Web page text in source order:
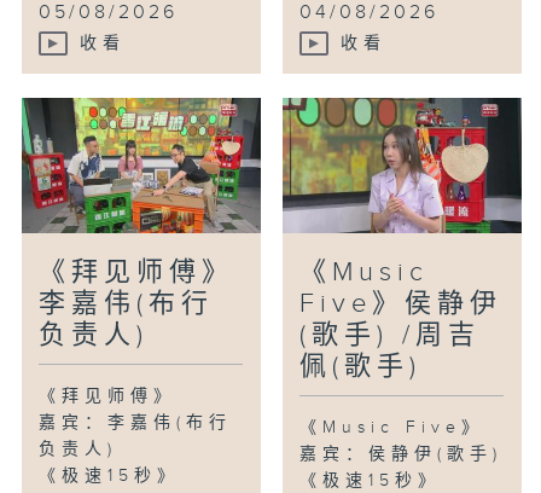
05/08/2026
收看
04/08/2026
收看
《拜见师傅》
李嘉伟(布行
负责人)
《拜见师傅》
嘉宾：李嘉伟(布行
负责人)
《极速15秒》
《Music
Five》侯静伊
(歌手) /周吉
佩(歌手)
《Music Five》
嘉宾：侯静伊(歌手)
《极速15秒》